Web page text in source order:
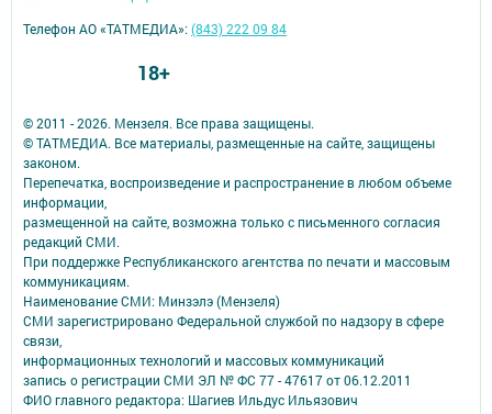
© 2011 - 2026. Мензеля. Все права защищены.
© ТАТМЕДИА. Все материалы, размещенные на сайте, защищены
законом.
Перепечатка, воспроизведение и распространение в любом объеме
информации,
размещенной на сайте, возможна только с письменного согласия
редакций СМИ.
При поддержке Республиканского агентства по печати и массовым
коммуникациям.
Наименование СМИ: Минзэлэ (Мензеля)
СМИ зарегистрировано Федеральной службой по надзору в сфере
связи,
информационных технологий и массовых коммуникаций
запись о регистрации СМИ ЭЛ № ФС 77 - 47617 от 06.12.2011
ФИО главного редактора: Шагиев Ильдус Ильязович
Телефон АО «ТАТМЕДИА»:(843) 222 09 84
18+